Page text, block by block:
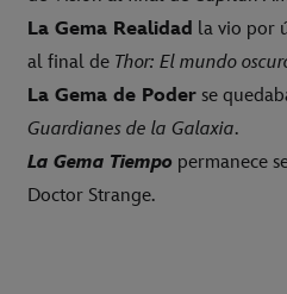
La Gema Realidad la vio por
al final de Thor: El mundo
La Gema de Poder se
Guardianes de la Galaxia.
La Gema Tiempo permanece
Doctor Strange.